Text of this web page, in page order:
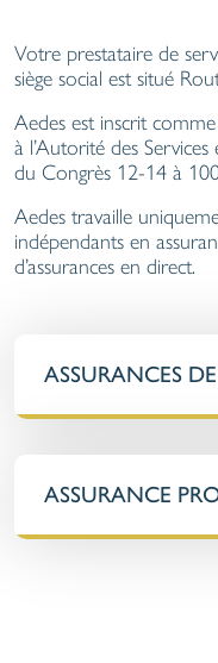
Votre prestataire de
siège social est situé
Aedes est inscrit
à l’Autorité des
du Congrès 12-14 à
Aedes travaille
indépendants en
d’assurances en direct.
ASSURANCES
ASSURANCE